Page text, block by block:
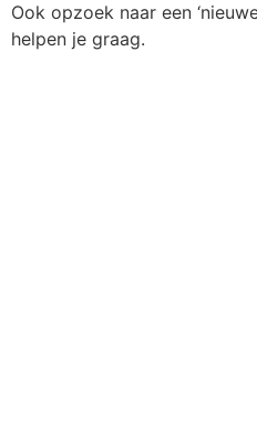
Ook opzoek naar een
helpen je graag.